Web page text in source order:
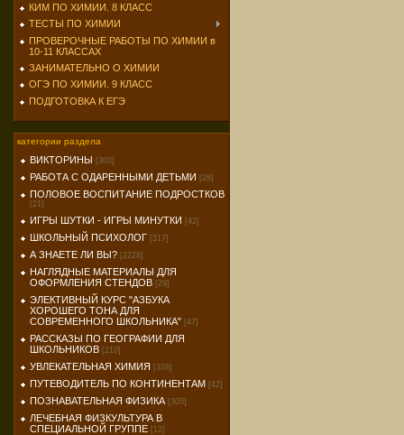
КИМ ПО ХИМИИ. 8 КЛАСС
ТЕСТЫ ПО ХИМИИ
ПРОВЕРОЧНЫЕ РАБОТЫ ПО ХИМИИ в
10-11 КЛАССАХ
ЗАНИМАТЕЛЬНО О ХИМИИ
ОГЭ ПО ХИМИИ. 9 КЛАСС
ПОДГОТОВКА К ЕГЭ
категории раздела
ВИКТОРИНЫ [303]
РАБОТА С ОДАРЕННЫМИ ДЕТЬМИ [28]
ПОЛОВОЕ ВОСПИТАНИЕ ПОДРОСТКОВ
[21]
ИГРЫ ШУТКИ - ИГРЫ МИНУТКИ [42]
ШКОЛЬНЫЙ ПСИХОЛОГ [317]
А ЗНАЕТЕ ЛИ ВЫ? [2228]
НАГЛЯДНЫЕ МАТЕРИАЛЫ ДЛЯ
ОФОРМЛЕНИЯ СТЕНДОВ [29]
ЭЛЕКТИВНЫЙ КУРС "АЗБУКА
ХОРОШЕГО ТОНА ДЛЯ
СОВРЕМЕННОГО ШКОЛЬНИКА" [47]
РАССКАЗЫ ПО ГЕОГРАФИИ ДЛЯ
ШКОЛЬНИКОВ [210]
УВЛЕКАТЕЛЬНАЯ ХИМИЯ [378]
ПУТЕВОДИТЕЛЬ ПО КОНТИНЕНТАМ [42]
ПОЗНАВАТЕЛЬНАЯ ФИЗИКА [305]
ЛЕЧЕБНАЯ ФИЗКУЛЬТУРА В
СПЕЦИАЛЬНОЙ ГРУППЕ [12]